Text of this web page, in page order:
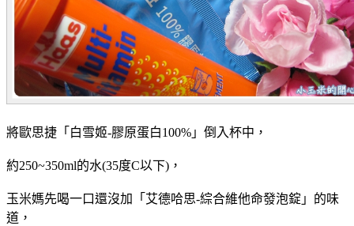
將歐思捷「白雪姬-膠原蛋白100% 」倒入杯中，
約250~350ml的水(35度C以下)，
玉米媽先喝一口還沒加「 艾德哈思-綜合維他命發泡錠」的味
道，